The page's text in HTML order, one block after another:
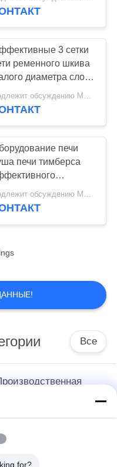
доски частицы
3 сетки
ременного шкива
диаметра слоя
облицовки
продукции
Подлежит обсуждению MOQ:1 комплект
печи
печи тимберса
метра 100
Подлежит обсуждению MOQ:1 комплект
Все
проекты
for?